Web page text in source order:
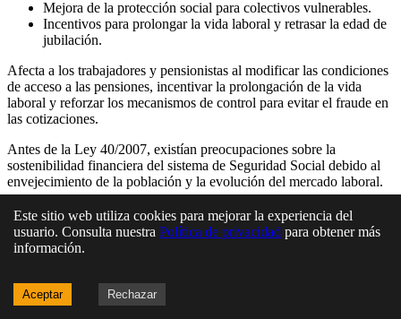
Mejora de la protección social para colectivos vulnerables.
Incentivos para prolongar la vida laboral y retrasar la edad de
jubilación.
Afecta a los trabajadores y pensionistas al modificar las condiciones
de acceso a las pensiones, incentivar la prolongación de la vida
laboral y reforzar los mecanismos de control para evitar el fraude en
las cotizaciones.
Antes de la Ley 40/2007, existían preocupaciones sobre la
sostenibilidad financiera del sistema de Seguridad Social debido al
envejecimiento de la población y la evolución del mercado laboral.
Algunas medidas de la ley, como el retraso en la edad de jubilación,
generaron debate y críticas por su impacto en los trabajadores y la
necesidad de equilibrar la sostenibilidad del sistema con los derechos
Este sitio web utiliza cookies para mejorar la experiencia del
usuario. Consulta nuestra Política de privacidad para obtener más
información.
Aceptar Rechazar